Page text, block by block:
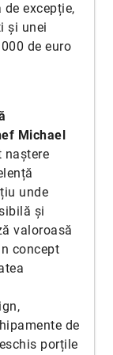
excepție,
și unei
de euro
Michael
naștere
unde
și
valoroasă
concept
de
porțile